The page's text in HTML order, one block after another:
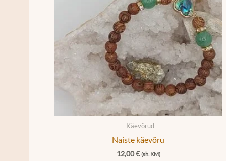
- Käevõrud
Naiste käevõru
12,00€ (sh. KM)